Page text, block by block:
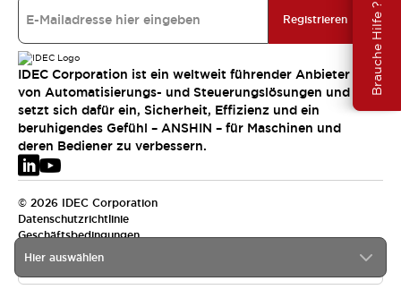
Brauche Hilfe ?
Hier auswählen
Registrieren
IDEC Corporation ist ein weltweit führender Anbieter
von Automatisierungs- und Steuerungslösungen und
setzt sich dafür ein, Sicherheit, Effizienz und ein
beruhigendes Gefühl – ANSHIN – für Maschinen und
deren Bediener zu verbessern.
© 2026 IDEC Corporation
Datenschutzrichtlinie
Geschäftsbedingungen
EMEA